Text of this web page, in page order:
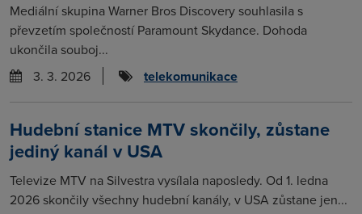
Mediální skupina Warner Bros Discovery souhlasila s
převzetím společností Paramount Skydance. Dohoda
ukončila souboj...
3. 3. 2026
telekomunikace
Hudební stanice MTV skončily, zůstane
jediný kanál v USA
Televize MTV na Silvestra vysílala naposledy. Od 1. ledna
2026 skončily všechny hudební kanály, v USA zůstane jen...